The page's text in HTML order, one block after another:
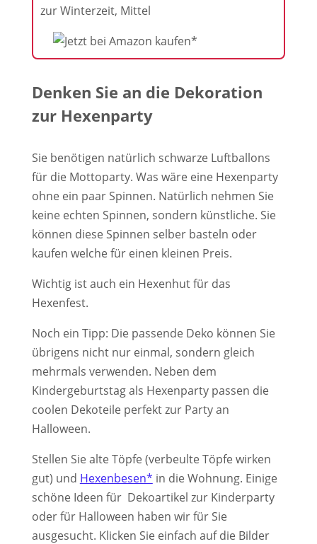
zur Winterzeit, Mittel
Denken Sie an die Dekoration
zur Hexenparty
Sie benötigen natürlich schwarze Luftballons
für die Mottoparty. Was wäre eine Hexenparty
ohne ein paar Spinnen. Natürlich nehmen Sie
keine echten Spinnen, sondern künstliche. Sie
können diese Spinnen selber basteln oder
kaufen welche für einen kleinen Preis.
Wichtig ist auch ein Hexenhut für das
Hexenfest.
Noch ein Tipp: Die passende Deko können Sie
übrigens nicht nur einmal, sondern gleich
mehrmals verwenden. Neben dem
Kindergeburtstag als Hexenparty passen die
coolen Dekoteile perfekt zur Party an
Halloween.
Stellen Sie alte Töpfe (verbeulte Töpfe wirken
gut) und Hexenbesen* in die Wohnung. Einige
schöne Ideen für Dekoartikel zur Kinderparty
oder für Halloween haben wir für Sie
ausgesucht. Klicken Sie einfach auf die Bilder